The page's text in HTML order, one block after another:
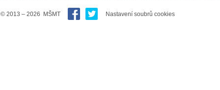
© 2013 – 2026 MŠMT Nastavení soubrů cookies